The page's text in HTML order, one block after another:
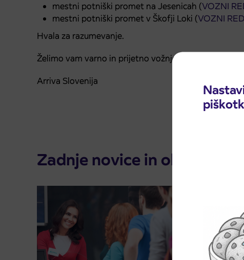
mestni potniški promet na Jesenicah (VOZNI
mestni potniški promet v Škofji Loki (VOZNI RED
Hvala za razumevanje.
Želimo vam varno in prijetno vožnjo.
Arriva Slovenija
Zadnje novice in obvestila